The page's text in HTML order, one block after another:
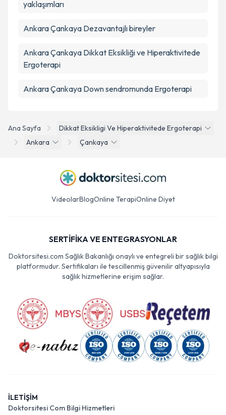
Ana Sayfa
Dikkat Eksikligi Ve Hiperaktivitede Ergoterapi
Ankara
Çankaya
yaklaşımları
Ankara Çankaya Dezavantajlı bireyler
Ankara Çankaya Dikkat Eksikliği ve Hiperaktivitede
Ergoterapi
Ankara Çankaya Down sendromunda Ergoterapi
VideolarBlogOnline TerapiOnline Diyet
SERTİFİKA VE ENTEGRASYONLAR
Doktorsitesi.com Sağlık Bakanlığı onaylı ve entegreli bir sağlık bilgi
platformudur. Sertifikaları ile tescillenmiş güvenilir altyapısıyla
sağlık hizmetlerine erişim sağlar.
İLETİŞİM
Doktorsitesi Com Bilgi Hizmetleri